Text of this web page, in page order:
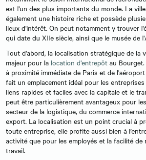
est l'un des plus importants du monde. La
également une histoire riche et possède
lieux d'intérêt. On peut notamment y trouver
qui date du XIIe siècle, ainsi que le musée de
Tout d'abord, la localisation stratégique de la
majeur pour la location d'entrepôt au
à proximité immédiate de Paris et de
fait un emplacement idéal pour les
liens rapides et faciles avec la capitale et le
peut être particulièrement avantageux pour
secteur de la logistique, du commerce
export. La localisation est un point crucial à
toute entreprise, elle profite aussi bien à
activité que pour les employés et la facilité de
travail.